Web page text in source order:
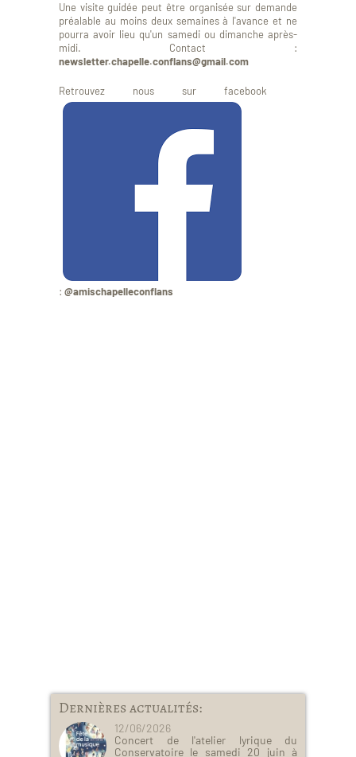
Une visite guidée peut être organisée sur demande
préalable au moins deux semaines à l'avance et ne
pourra avoir lieu qu'un samedi ou dimanche après-
midi. Contact :
newsletter.chapelle.conflans@gmail.com
Retrouvez nous sur facebook
: @amischapelleconflans
Dernières actualités:
12/06/2026
Concert de l'atelier lyrique du
Conservatoire le samedi 20 juin à